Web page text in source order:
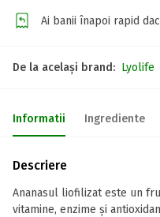
Ai banii înapoi rapid
De la același brand: Lyolife
Informatii Ingrediente
Descriere
Ananasul liofilizat este un
vitamine, enzime și